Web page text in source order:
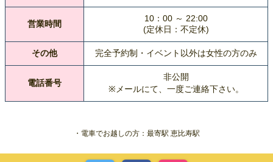
営業時間
10：00 ～ 22:00
(定休日：不定休)
その他 完全予約制・イベント以外は女性の方のみ
電話番号
非公開
※メールにて、一度ご連絡下さい。
・電車でお越しの方：最寄駅 恵比寿駅